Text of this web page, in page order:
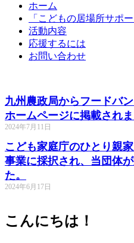
ホーム
「こどもの居場所サポ
活動内容
応援するには
お問い合わせ
九州農政局からフードバ
ホームページに掲載されま
2024年7月11日
こども家庭庁のひとり親
事業に採択され、当団体
た。
2024年6月17日
こんにちは！